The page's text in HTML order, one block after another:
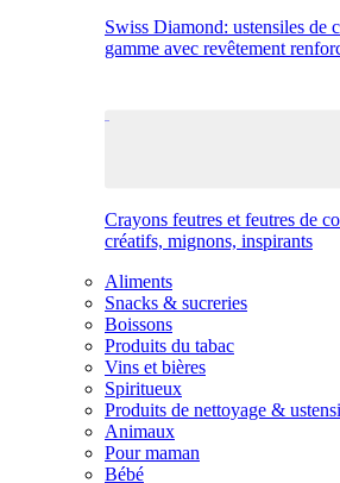
Swiss Diamond: ustensiles de
gamme avec revêtement
Crayons feutres et feutres de
créatifs, mignons, inspirants
Aliments
Snacks & sucreries
Boissons
Produits du tabac
Vins et bières
Spiritueux
Produits de nettoyage &
Animaux
Pour maman
Bébé